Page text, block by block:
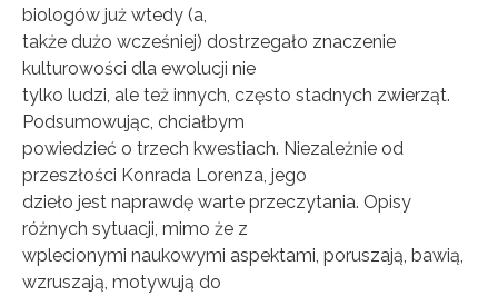
Zapisz się na newsletter, aby
otrzymywać informacje o
nowych treściach na stronie
totylkoteoria.pl
biologów już wtedy (a,
także dużo wcześniej) dostrzegało znaczenie
kulturowości dla ewolucji nie
tylko ludzi, ale też innych, często stadnych zwierząt.
Podsumowując, chciałbym
powiedzieć o trzech kwestiach. Niezależnie od
przeszłości Konrada Lorenza, jego
dzieło jest naprawdę warte przeczytania. Opisy
różnych sytuacji, mimo że z
wplecionymi naukowymi aspektami, poruszają, bawią,
wzruszają, motywują do